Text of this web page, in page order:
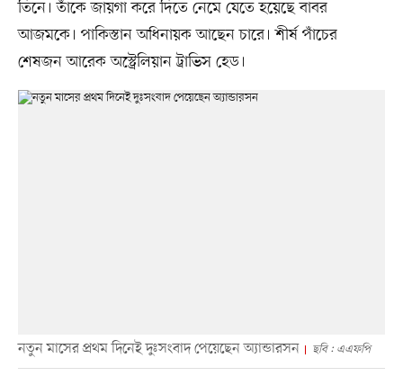
তিনে। তাঁকে জায়গা করে দিতে নেমে যেতে হয়েছে বাবর
আজমকে। পাকিস্তান অধিনায়ক আছেন চারে। শীর্ষ পাঁচের
শেষজন আরেক অস্ট্রেলিয়ান ট্রাভিস হেড।
নতুন মাসের প্রথম দিনেই দুঃসংবাদ পেয়েছেন অ্যান্ডারসন ছবি : এএফপি